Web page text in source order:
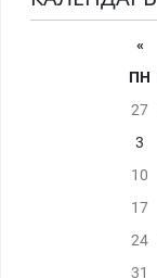
«
ПН
27
3
10
17
24
31